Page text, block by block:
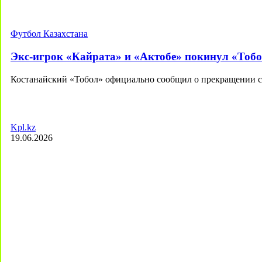
Футбол Казахстана
Экс-игрок «Кайрата» и «Актобе» покинул
Костанайский «Тобол» официально сообщил о
Kpl.kz
19.06.2026